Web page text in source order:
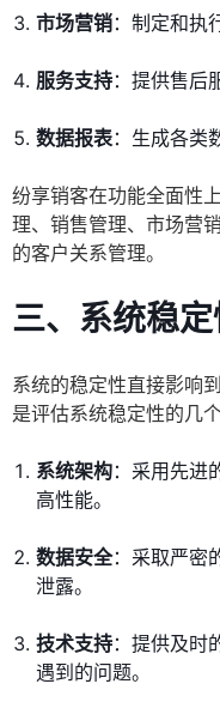
市场营销：制定和执
服务支持：提供售后
数据报表：生成各类
纷享销客在功能全面性
理、销售管理、市场营
的客户关系管理。
三、系统稳
系统的稳定性直接影响
是评估系统稳定性的几个
系统架构：采用先进
高性能。
数据安全：采取严密
泄露。
技术支持：提供及时
遇到的问题。